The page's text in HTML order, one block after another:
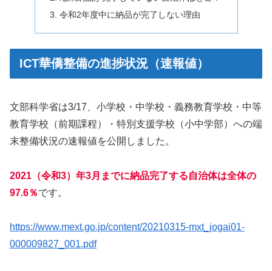
令和2年度中に納品が完了しない理由
ICT華僑整備の進捗状況（速報値）
文部科学省は3/17、小学校・中学校・義務教育学校・中等
教育学校（前期課程）・特別支援学校（小中学部）への端
末整備状況の速報値を公開しました。
2021（令和3）年3月までに納品完了する自治体は全体の
97.6％です。
https://www.mext.go.jp/content/20210315-mxt_jogai01-
000009827_001.pdf